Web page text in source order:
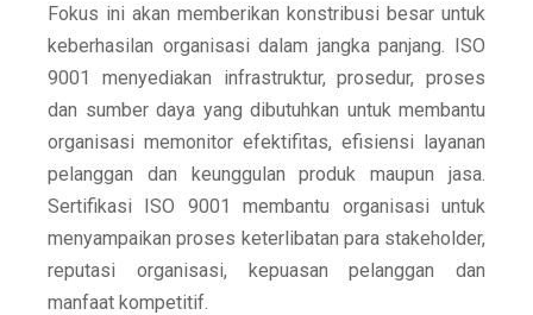
Fokus ini akan memberikan konstribusi besar untuk
keberhasilan organisasi dalam jangka panjang. ISO
9001 menyediakan infrastruktur, prosedur, proses
dan sumber daya yang dibutuhkan untuk membantu
organisasi memonitor efektifitas, efisiensi layanan
pelanggan dan keunggulan produk maupun jasa.
Sertifikasi ISO 9001 membantu organisasi untuk
menyampaikan proses keterlibatan para stakeholder,
reputasi organisasi, kepuasan pelanggan dan
manfaat kompetitif.